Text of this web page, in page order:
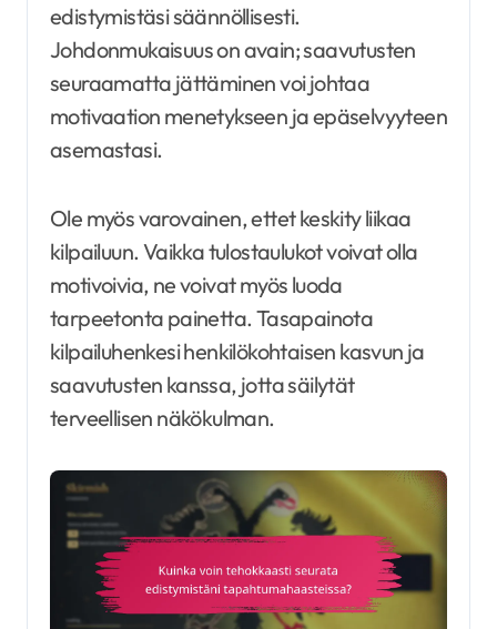
edistymistäsi säännöllisesti.
Johdonmukaisuus on avain; saavutusten
seuraamatta jättäminen voi johtaa
motivaation menetykseen ja epäselvyyteen
asemastasi.
Ole myös varovainen, ettet keskity liikaa
kilpailuun. Vaikka tulostaulukot voivat olla
motivoivia, ne voivat myös luoda
tarpeetonta painetta. Tasapainota
kilpailuhenkesi henkilökohtaisen kasvun ja
saavutusten kanssa, jotta säilytät
terveellisen näkökulman.